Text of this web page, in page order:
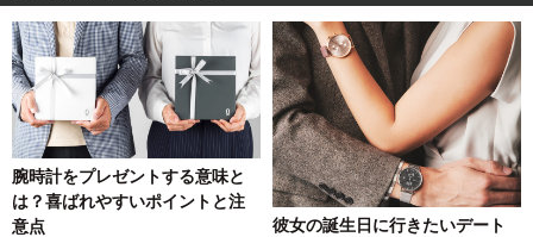
腕時計をプレゼントする意味と
は？喜ばれやすいポイントと注
意点
彼女の誕生日に行きたいデート